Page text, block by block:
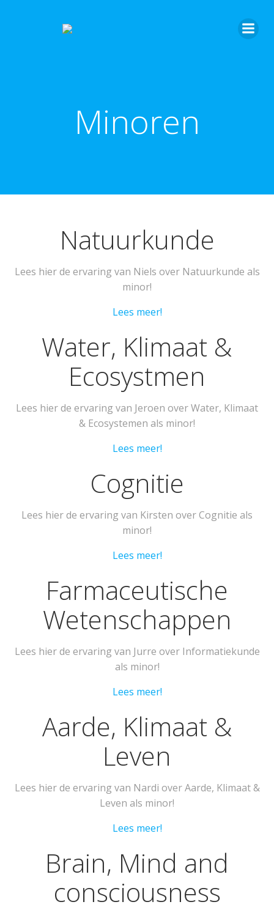
Minoren
Natuurkunde
Lees hier de ervaring van Niels over Natuurkunde als
minor!
Lees meer!
Water, Klimaat &
Ecosystmen
Lees hier de ervaring van Jeroen over Water, Klimaat
& Ecosystemen als minor!
Lees meer!
Cognitie
Lees hier de ervaring van Kirsten over Cognitie als
minor!
Lees meer!
Farmaceutische
Wetenschappen
Lees hier de ervaring van Jurre over Informatiekunde
als minor!
Lees meer!
Aarde, Klimaat &
Leven
Lees hier de ervaring van Nardi over Aarde, Klimaat &
Leven als minor!
Lees meer!
Brain, Mind and
consciousness